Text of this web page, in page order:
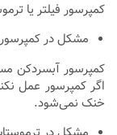
کمپرسور فیلتر یا
مشکل در کمپرسور
کمپرسور آبسردکن
اگر کمپرسور عمل
خنک نمی‌شود.